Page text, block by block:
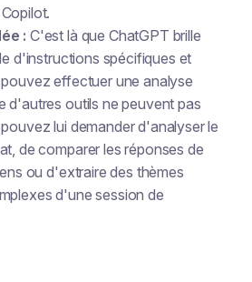
: C'est là que ChatGPT brille
d'instructions spécifiques et
effectuer une analyse
d'autres outils ne peuvent pas
lui demander d'analyser le
de comparer les réponses de
ou d'extraire des thèmes
d'une session de